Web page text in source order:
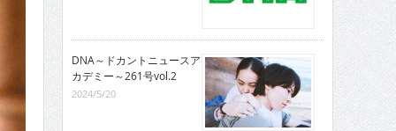
DNA～ドカントニュースア
カデミー～261号vol.2
2024/5/20